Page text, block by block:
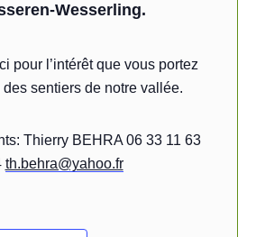
Wesserling.
pour l’intérêt que vous portez
des sentiers de notre vallée.
Thierry BEHRA 06 33 11 63
th.behra@yahoo.fr